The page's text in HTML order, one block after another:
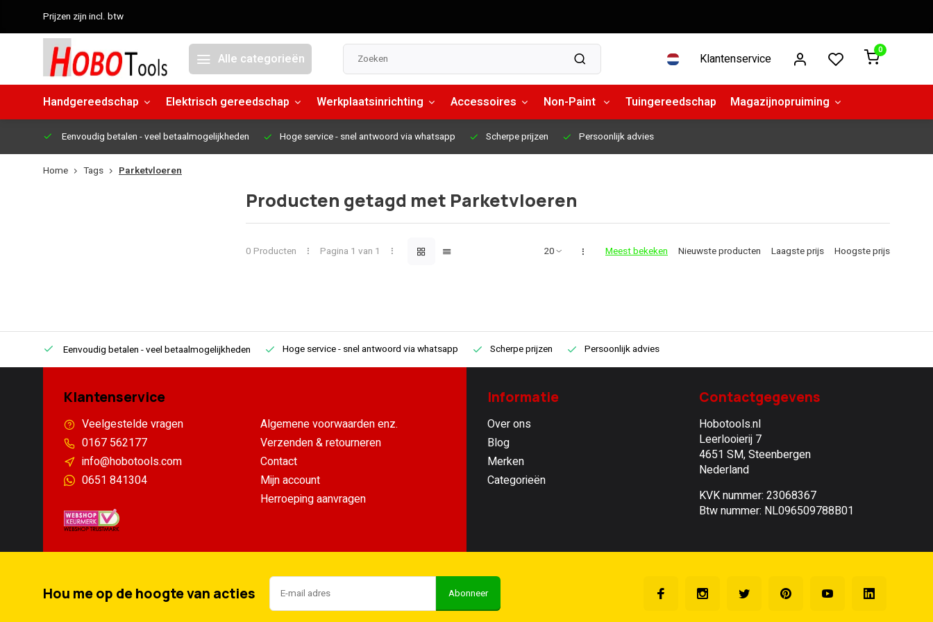
Prijzen zijn incl. btw
Alle categorieën Klantenservice
0
Handgereedschap Elektrisch gereedschap Werkplaatsinrichting Accessoires Non-Paint Tuingereedschap Magazijnopruiming
Eenvoudig betalen - veel betaalmogelijkheden Hoge service- snel antwoord via whatsapp Scherpe prijzen Persoonlijk advies
Home Tags Parketvloeren
Producten getagd met Parketvloeren
0 Producten Pagina 1 van 1 Meest bekeken Nieuwste producten Laagste prijs Hoogste prijs
Eenvoudig betalen - veel betaalmogelijkheden Hoge service- snel antwoord via whatsapp Scherpe prijzen Persoonlijk advies
Klantenservice
Veelgestelde vragen
0167 562177
info@hobotools.com
0651 841304
Algemene voorwaarden enz.
Verzenden & retourneren
Contact
Mijn account
Herroeping aanvragen
Informatie
Over ons
Blog
Merken
Categorieën
Contactgegevens
Hobotools.nl
Leerlooierij 7
4651 SM, Steenbergen
Nederland
KVK nummer: 23068367
Btw nummer: NL096509788B01
Hou me op de hoogte van acties Abonneer